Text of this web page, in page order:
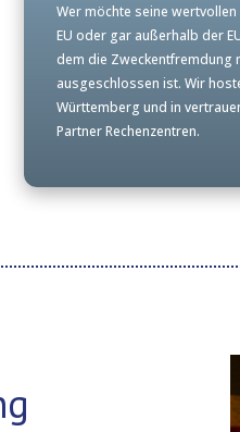
Wer möchte seine wertvollen
EU oder gar außerhalb der
dem die Zweckentfremdung
ausgeschlossen ist. Wir
Württemberg und in
Partner Rechenzentren.